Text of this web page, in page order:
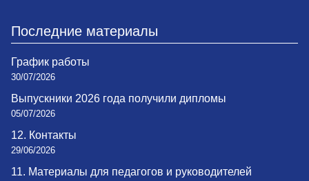
Последние материалы
График работы
30/07/2026
Выпускники 2026 года получили дипломы
05/07/2026
12. Контакты
29/06/2026
11. Материалы для педагогов и руководителей